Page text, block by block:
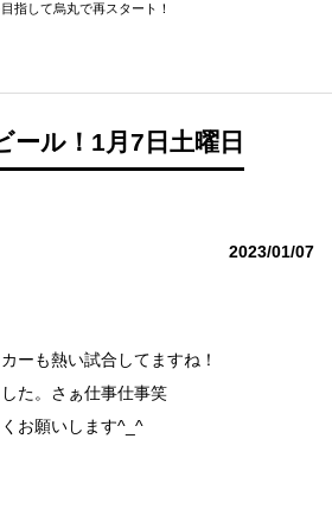
指して烏丸で再スタート！
ール！1月7日土曜日
2023/01/07
ーも熱い試合してますね！
た。さぁ仕事仕事笑
お願いします^_^